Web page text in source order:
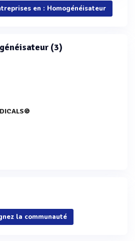
en : Homogénéisateur
(3)
la communauté